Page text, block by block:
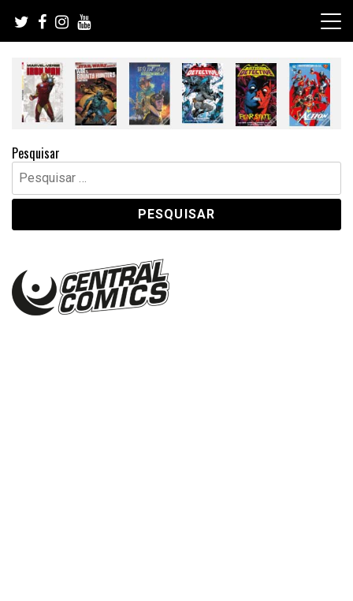
content
Pesquisar
Pesquisar
por: